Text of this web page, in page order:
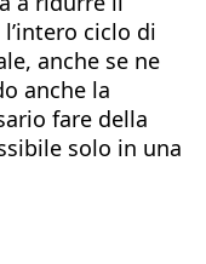
ciclo di
anche se ne
anche la
fare della
solo in una